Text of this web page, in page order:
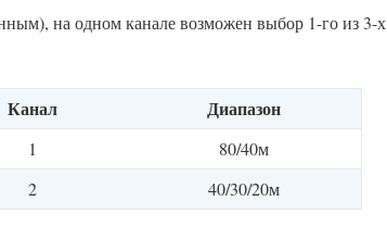
на одном канале возможен выбор 1-го из 3-х
Канал Диапазон
1
80/40м
2 40/30/20м